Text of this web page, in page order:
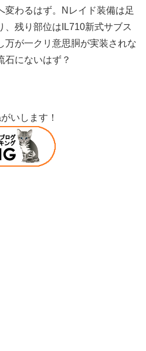
変わるはず。Nレイド装備は足
、残り部位はIL710新式サブス
万が一クリ意思胴が実装されな
にないはず？
いします！